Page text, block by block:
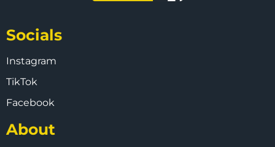
Socials
Instagram
TikTok
Facebook
About